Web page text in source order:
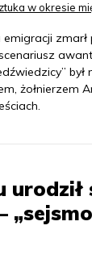
w okresie
żołnierzem